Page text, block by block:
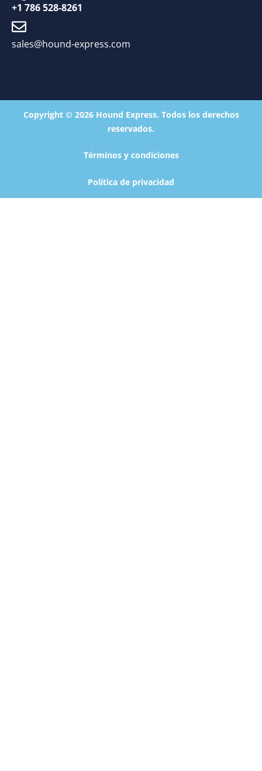
+1 786 528-8261
sales@hound-express.com
Copyright © 2026 Hound Express. Todos los derechos
reservados.
Términos y condiciones
Política de privacidad